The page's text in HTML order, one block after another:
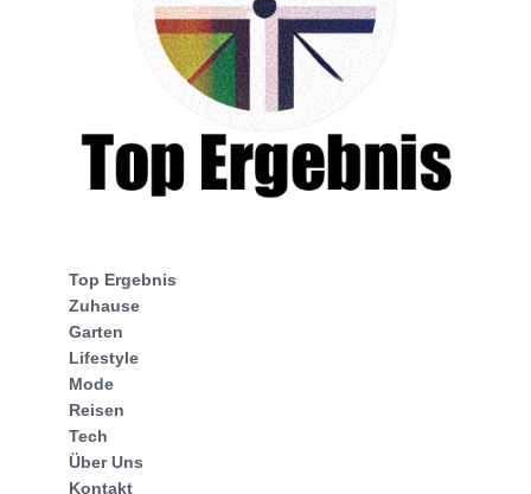
Top Ergebnis
Zuhause
Garten
Lifestyle
Mode
Reisen
Tech
Über Uns
Kontakt